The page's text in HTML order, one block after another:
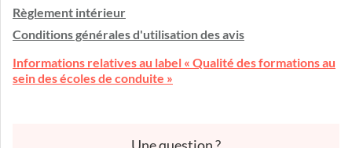
Règlement intérieur
Conditions générales d'utilisation des avis
Informations relatives au label « Qualité des formations au
sein des écoles de conduite »